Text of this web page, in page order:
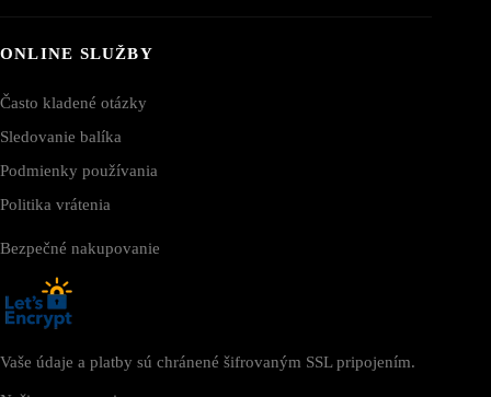
ONLINE SLUŽBY
Často kladené otázky
Sledovanie balíka
Podmienky používania
Politika vrátenia
Bezpečné nakupovanie
Vaše údaje a platby sú chránené šifrovaným SSL pripojením.